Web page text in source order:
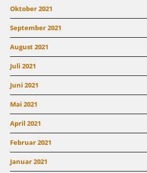
Oktober 2021
September 2021
August 2021
Juli 2021
Juni 2021
Mai 2021
April 2021
Februar 2021
Januar 2021